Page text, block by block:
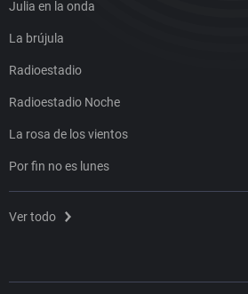
Julia en la onda
La brújula
Radioestadio
Radioestadio Noche
La rosa de los vientos
Por fin no es lunes
Ver todo